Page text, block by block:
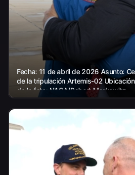
Fecha: 11 de abril de 2026 Asunto:
de la tripulación Artemis-02
de la foto: NASA/Robert Markowitz